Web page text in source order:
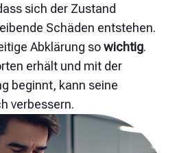
sich der Zustand
Schäden entstehen.
Abklärung sowichtig.
erhält und mit der
beginnt, kann seine
verbessern.